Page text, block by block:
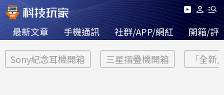
最新文章 手機通訊 社群/APP/網紅 開箱/評
Sony紀念耳機開箱 三星摺疊機開箱 「全新